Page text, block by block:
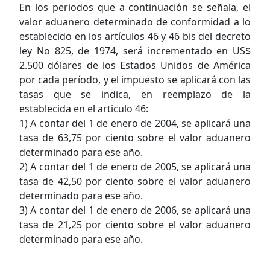
En los periodos que a continuación se señala, el
valor aduanero determinado de conformidad a lo
establecido en los artículos 46 y 46 bis del decreto
ley No 825, de 1974, será incrementado en US$
2.500 dólares de los Estados Unidos de América
por cada período, y el impuesto se aplicará con las
tasas que se indica, en reemplazo de la
establecida en el articulo 46:
1) A contar del 1 de enero de 2004, se aplicará una
tasa de 63,75 por ciento sobre el valor aduanero
determinado para ese año.
2) A contar del 1 de enero de 2005, se aplicará una
tasa de 42,50 por ciento sobre el valor aduanero
determinado para ese año.
3) A contar del 1 de enero de 2006, se aplicará una
tasa de 21,25 por ciento sobre el valor aduanero
determinado para ese año.